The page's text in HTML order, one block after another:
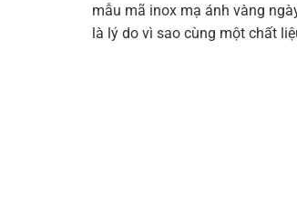
mẫu mã inox mạ ánh vàng
là lý do vì sao cùng một chất